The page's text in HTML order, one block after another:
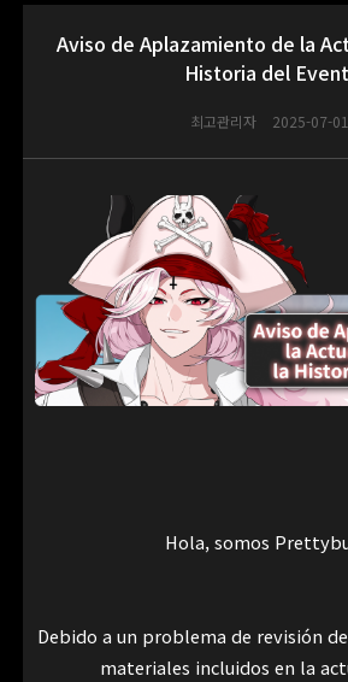
Aviso de Aplazamiento de la
Historia del
최고관리자 2025-07-01
Hola, somos
Debido a un problema de revisión
materiales incluidos en la